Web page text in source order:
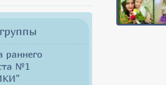
раннего
№1